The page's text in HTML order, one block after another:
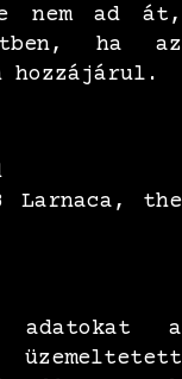
nem ad át,
ha az
Larnaca, the
a